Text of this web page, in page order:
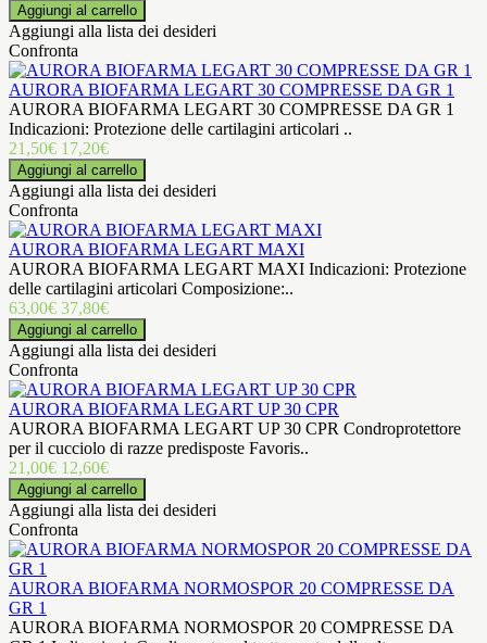
Aggiungi alla lista dei desideri
Confronta
AURORA BIOFARMA LEGART 30 COMPRESSE DA GR 1
AURORA BIOFARMA LEGART 30 COMPRESSE DA GR 1
Indicazioni: Protezione delle cartilagini articolari ..
21,50€ 17,20€
Aggiungi alla lista dei desideri
Confronta
AURORA BIOFARMA LEGART MAXI
AURORA BIOFARMA LEGART MAXI Indicazioni: Protezione
delle cartilagini articolari Composizione:..
63,00€ 37,80€
Aggiungi alla lista dei desideri
Confronta
AURORA BIOFARMA LEGART UP 30 CPR
AURORA BIOFARMA LEGART UP 30 CPR Condroprotettore
per il cucciolo di razze predisposte Favoris..
21,00€ 12,60€
Aggiungi alla lista dei desideri
Confronta
AURORA BIOFARMA NORMOSPOR 20 COMPRESSE DA
GR 1
AURORA BIOFARMA NORMOSPOR 20 COMPRESSE DA